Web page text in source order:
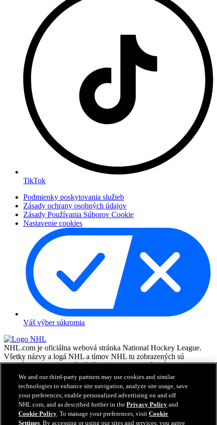
TikTok
Podmienky poskytovania služieb
Zásady ochrany osobných údajov
Zásady Používania Súborov Cookie
Nastavenie cookies
Váš výber súkromia
NHL.com je oficiálna webová stránka National Hockey League.
Všetky názvy a logá NHL a tímov NHL tu zobrazených sú
vlastníctvom NHL a príslušných klubov a nesmú byť
reprodukované bez predchádzajúceho písomného súhlasu NHL
Enterprises, L.P. © NHL 2026. Všetky práva vyhradené. Všetky
dresy tímov NHL costumizované menami a číslami hráčov NHL sú
oficiálne licencované NHL a NHLPA. Vodoznak Zamboni a
konfigurácie Zamboni ice resurfacing machine sú registrované
obchodné značky Frank J. Zamboni & Co., Inc.© Frank J. Zamboni
We and our third-party partners may use cookies and similar
technologies to enhance site navigation, analyze site usage, save
your preferences, enable personalized advertising on and off
NHL.com, and as described further in thePrivacy Policy and
Cookie Policy. To manage your preferences, visitCookie
Settings. By accessing or using our sites and services, you agree